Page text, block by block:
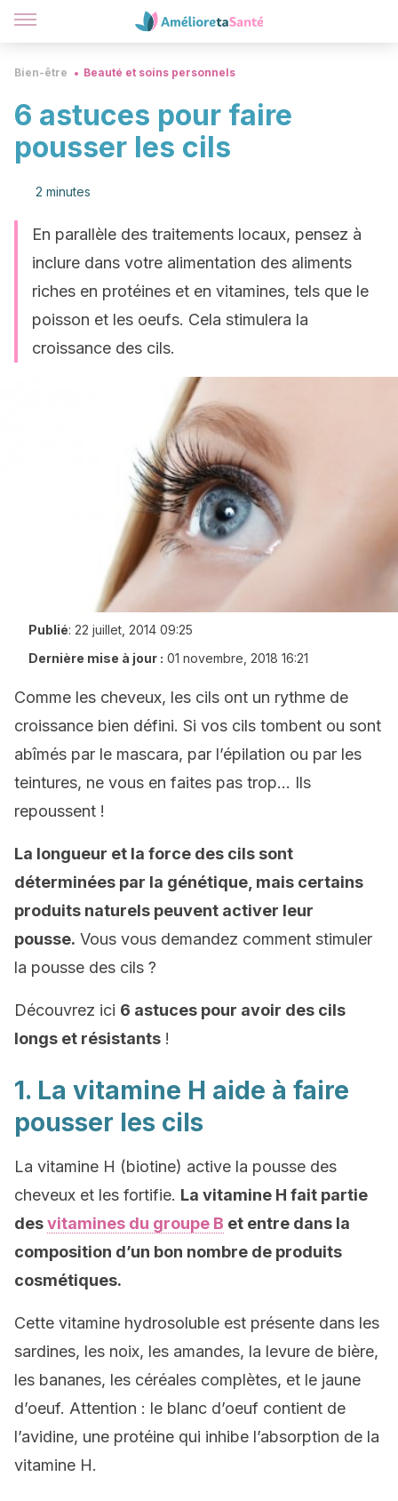
Bien-être Beauté et soins personnels
6 astuces pour faire
pousser les cils
2 minutes
En parallèle des traitements locaux, pensez à
inclure dans votre alimentation des aliments
riches en protéines et en vitamines, tels que le
poisson et les oeufs. Cela stimulera la
croissance des cils.
Publié: 22 juillet, 2014 09:25
Dernière mise à jour : 01 novembre, 2018 16:21
Comme les cheveux, les cils ont un rythme de
croissance bien défini. Si vos cils tombent ou sont
abîmés par le mascara, par l’épilation ou par les
teintures, ne vous en faites pas trop… Ils
repoussent !
La longueur et la force des cils sont
déterminées par la génétique, mais certains
produits naturels peuvent activer leur
pousse. Vous vous demandez comment stimuler
la pousse des cils ?
Découvrez ici 6 astuces pour avoir des cils
longs et résistants !
1. La vitamine H aide à faire
pousser les cils
La vitamine H (biotine) active la pousse des
cheveux et les fortifie. La vitamine H fait partie
desvitamines du groupe B et entre dans la
composition d’un bon nombre de produits
cosmétiques.
Cette vitamine hydrosoluble est présente dans les
sardines, les noix, les amandes, la levure de bière,
les bananes, les céréales complètes, et le jaune
d’oeuf. Attention : le blanc d’oeuf contient de
l’avidine, une protéine qui inhibe l’absorption de la
vitamine H.